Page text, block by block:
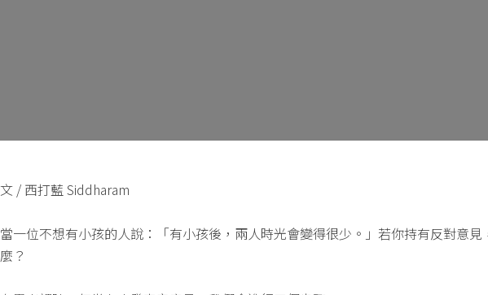
文 / 西打藍 Siddharam
當一位不想有小孩的人說：「有小孩後，兩人時光會變得很少。」若你持有反對意見
麼？